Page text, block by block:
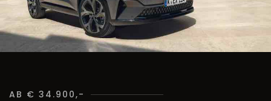
AB € 34.900,-